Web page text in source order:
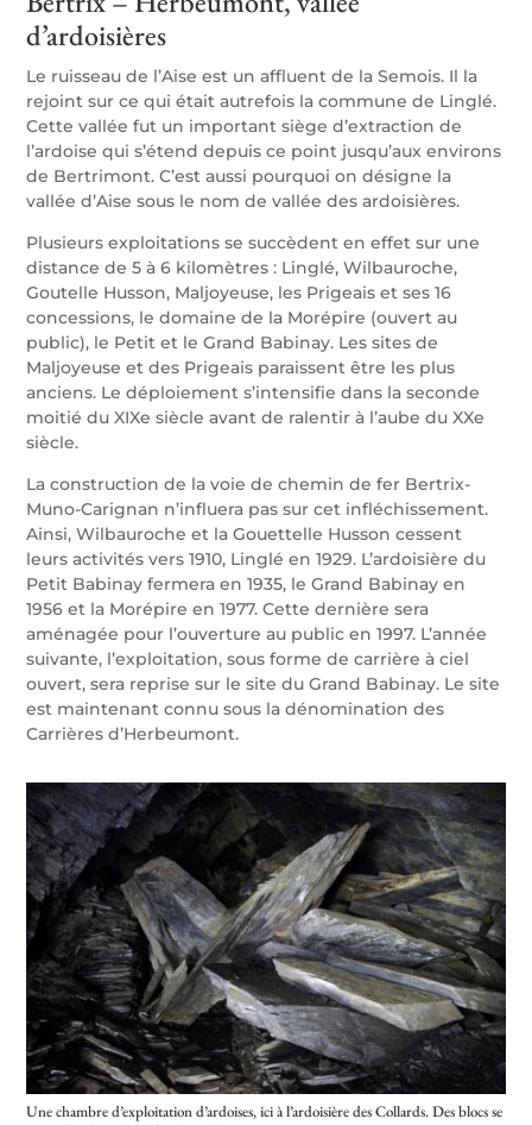
d’ardoisières
Le ruisseau de l’Aise est un affluent de la Semois. Il la
rejoint sur ce qui était autrefois la commune de Linglé.
Cette vallée fut un important siège d’extraction de
l’ardoise qui s’étend depuis ce point jusqu’aux environs
de Bertrimont. C’est aussi pourquoi on désigne la
vallée d’Aise sous le nom de vallée des ardoisières.
Plusieurs exploitations se succèdent en effet sur une
distance de 5 à 6 kilomètres : Linglé, Wilbauroche,
Goutelle Husson, Maljoyeuse, les Prigeais et ses 16
concessions, le domaine de la Morépire (ouvert au
public), le Petit et le Grand Babinay. Les sites de
Maljoyeuse et des Prigeais paraissent être les plus
anciens. Le déploiement s’intensifie dans la seconde
moitié du XIXe siècle avant de ralentir à l’aube du XXe
siècle.
La construction de la voie de chemin de fer Bertrix-
Muno-Carignan n’influera pas sur cet infléchissement.
Ainsi, Wilbauroche et la Gouettelle Husson cessent
leurs activités vers 1910, Linglé en 1929. L’ardoisière du
Petit Babinay fermera en 1935, le Grand Babinay en
1956 et la Morépire en 1977. Cette dernière sera
aménagée pour l’ouverture au public en 1997. L’année
suivante, l’exploitation, sous forme de carrière à ciel
ouvert, sera reprise sur le site du Grand Babinay. Le site
est maintenant connu sous la dénomination des
Carrières d’Herbeumont.
Une chambre d’exploitation d’ardoises, ici à l’ardoisière des Collards. Des blocs se